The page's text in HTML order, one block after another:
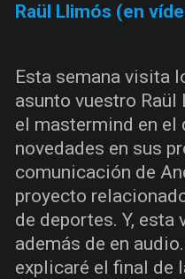
Raül Llimós (en
Esta semana visita
asunto vuestro
el mastermind en el
novedades en sus
comunicación de
proyecto
de deportes. Y, esta
además de en
explicaré el final de